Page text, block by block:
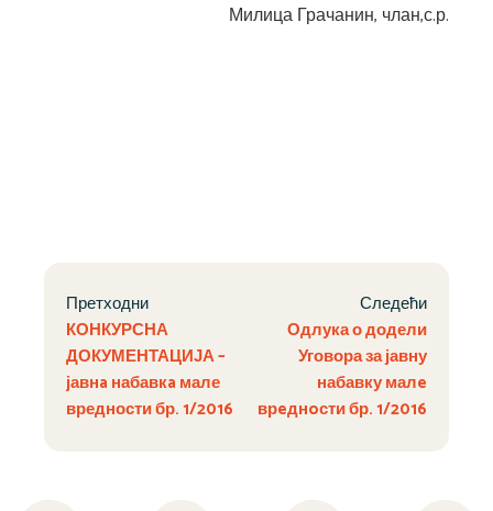
Милица Грачанин, члан,с.р.
Претходни
КОНКУРСНА
ДОКУМЕНТАЦИЈА –
јавнa набавкa мале
вредности бр. 1/2016
Следећи
Одлука о додели
Уговора за јавну
набавку малe
врeднoсти бр. 1/2016